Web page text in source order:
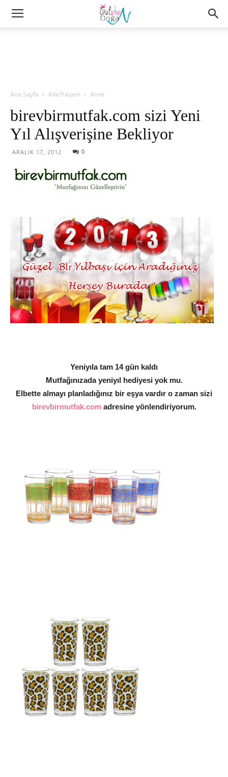
Ana Sayfa Aile/Yaşam Anne
birevbirmutfak.com sizi Yeni
Yıl Alışverişine Bekliyor
ARALIK 17, 2012 0
Yeniyıla tam 14 gün kaldı
Mutfağınızada yeniyıl hediyesi yok mu.
Elbette almayı planladığınız bir eşya vardır o zaman sizi
birevbirmutfak.comadresine yönlendiriyorum.